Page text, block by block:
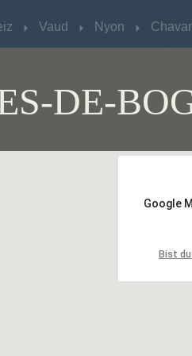
Vaud Nyon
DE-
Google
Bist
Google
Bist
Vaud Nyon